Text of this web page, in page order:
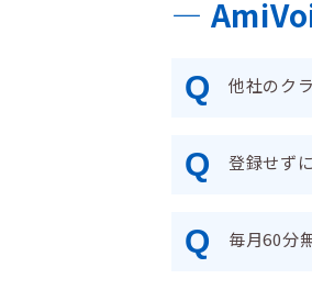
―
Q 他社のク
Q 登録せず
Q 毎月60分